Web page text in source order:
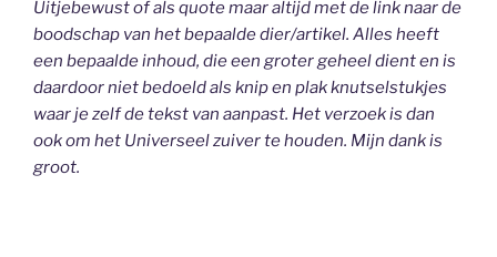
Uitjebewustof als quote maar altijd met de link naar de
boodschap van het bepaalde dier/artikel. Alles heeft
een bepaalde inhoud, die een groter geheel dient en is
daardoor niet bedoeld als knip en plak knutselstukjes
waar je zelf de tekst van aanpast. Het verzoek is dan
ook om het Universeel zuiver te houden. Mijn dank is
groot.